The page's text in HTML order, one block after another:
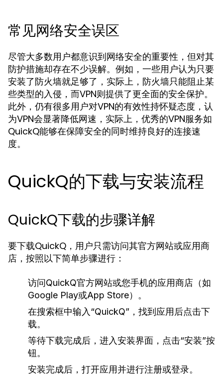
常见网络安全误区
尽管大多数用户都意识到网络安全的重要性，但对其
防护措施却存在不少误解。例如，一些用户认为只要
安装了防火墙就足够了，实际上，防火墙只能阻止某
些类型的入侵，而VPN则提供了更全面的安全保护。
此外，仍有很多用户对VPN的有效性持怀疑态度，认
为VPN会显著降低网速，实际上，优秀的VPN服务如
QuickQ能够在保障安全的同时维持良好的连接速
度。
QuickQ的下载与安装流程
QuickQ下载的步骤详解
要下载QuickQ，用户只需访问其官方网站或应用商
店，按照以下简单步骤进行：
访问QuickQ官方网站或您手机的应用商店（如
Google Play或App Store）。
在搜索框中输入“QuickQ”，找到应用后点击下
载。
等待下载完成后，进入安装界面，点击“安装”按
钮。
安装完成后，打开应用并进行注册或登录。